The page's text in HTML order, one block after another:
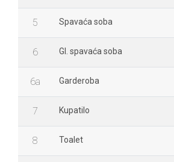
5 Spavaća soba
6 Gl. spavaća soba
6a Garderoba
7 Kupatilo
8 Toalet